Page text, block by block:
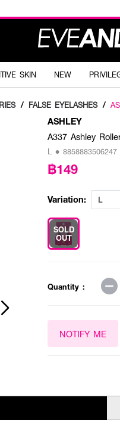
SKIN NEW
/ FALSE EYELASHES /
ASHLEY
A337 Ashley
L • 8858883506247
฿149
Variation: L
SOLD
OUT
Quantity :
NOTIFY ME